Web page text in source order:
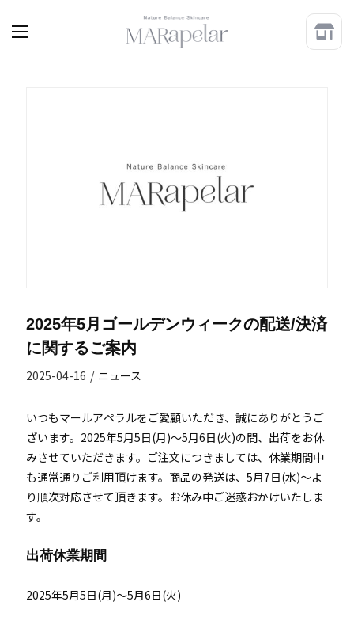
2025年5月ゴールデンウィークの配送/決済
に関するご案内
2025-04-16 / ニュース
いつもマールアペラルをご愛顧いただき、誠にありがとうご
ざいます。2025年5月5日(月)～5月6日(火)の間、出荷をお休
みさせていただきます。 ご注文につきましては、休業期間中
も通常通りご利用頂けます。商品の発送は、5月7日(水)～よ
り順次対応させて頂きます。お休み中ご迷惑おかけいたしま
す。
出荷休業期間
2025年5月5日(月)～5月6日(火)